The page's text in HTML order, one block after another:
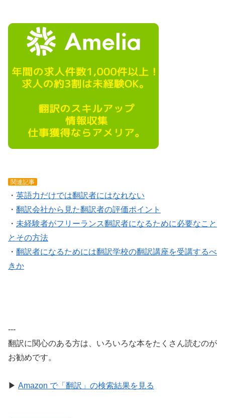
関連記事
・ 英語力だけでは翻訳者にはなれない
・ 翻訳会社から見た翻訳者の評価ポイント
・ 未経験者がフリーランス翻訳者になるために必要なこと
とその方法
・ 翻訳者になるためには翻訳学校の翻訳講座を受講するべ
きか
---
翻訳に関心のある方は、いろいろな本をたくさん読むのが
お勧めです。
▶ Amazon で「翻訳」の検索結果を見る